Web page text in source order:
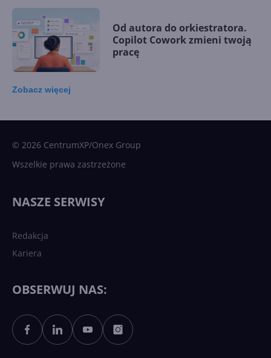
Od autora do orkiestratora.
Copilot Cowork zmieni twoją
pracę
Sztuczna inteligencja po
polsku. Dość barier
Zobacz więcej
© 2026 CentrumXP/Onex Group
Wszelkie prawa zastrzeżone
NASZE SERWISY
Redakcja
Kariera
OBSERWUJ NAS: